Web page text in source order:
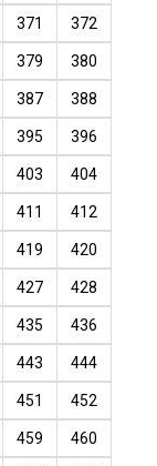
371 372
379 380
387 388
395 396
403 404
411 412
419 420
427 428
435 436
443 444
451 452
459 460